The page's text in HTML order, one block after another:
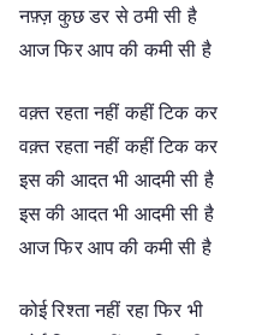
नफ़्ज़ कुछ डर से ठमी सी है
आज फिर आप की कमी सी है
वक़्त रहता नहीं कहीं टिक कर
वक़्त रहता नहीं कहीं टिक कर
इस की आदत भी आदमी सी है
इस की आदत भी आदमी सी है
आज फिर आप की कमी सी है
कोई रिश्ता नहीं रहा फिर भी